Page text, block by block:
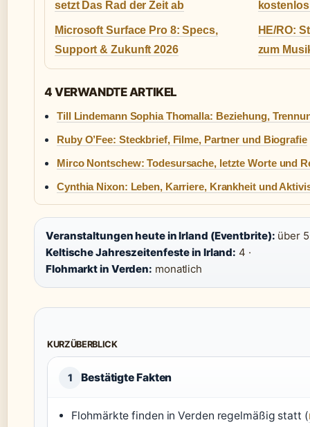
setzt Das Rad der Zeit ab
Microsoft Surface Pro 8: Specs,
Support & Zukunft 2026
HE/RO:
zum
4 VERWANDTE ARTIKEL
Till Lindemann Sophia Thomalla: Beziehung,
Ruby O’Fee: Steckbrief, Filme, Partner und Biografie
Mirco Nontschew: Todesursache, letzte Worte und
Cynthia Nixon: Leben, Karriere, Krankheit und
Veranstaltungen heute in Irland (Eventbrite): über
Keltische Jahreszeitenfeste in Irland: 4 ·
Flohmarkt in Verden: monatlich
KURZÜBERBLICK
1 Bestätigte Fakten
Flohmärkte finden in Verden regelmäßig statt (